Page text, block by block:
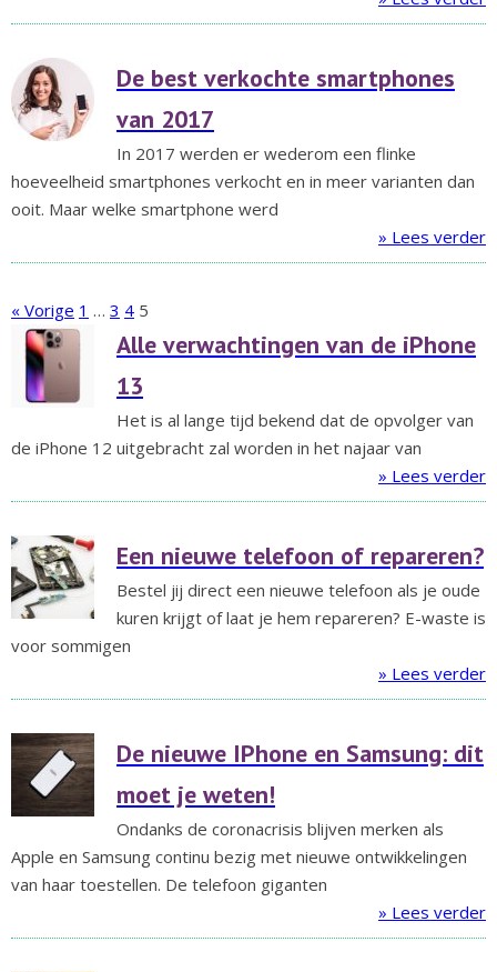
De best verkochte smartphones
van 2017
In 2017 werden er wederom een flinke
hoeveelheid smartphones verkocht en in meer varianten dan
ooit. Maar welke smartphone werd
» Lees verder
« Vorige 1 … 3 4 5
Alle verwachtingen van de iPhone
13
Het is al lange tijd bekend dat de opvolger van
de iPhone 12 uitgebracht zal worden in het najaar van
» Lees verder
Een nieuwe telefoon of repareren?
Bestel jij direct een nieuwe telefoon als je oude
kuren krijgt of laat je hem repareren? E-waste is
voor sommigen
» Lees verder
De nieuwe IPhone en Samsung: dit
moet je weten!
Ondanks de coronacrisis blijven merken als
Apple en Samsung continu bezig met nieuwe ontwikkelingen
van haar toestellen. De telefoon giganten
» Lees verder